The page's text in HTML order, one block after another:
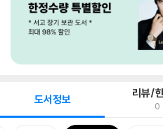
도서정보 리뷰/
0